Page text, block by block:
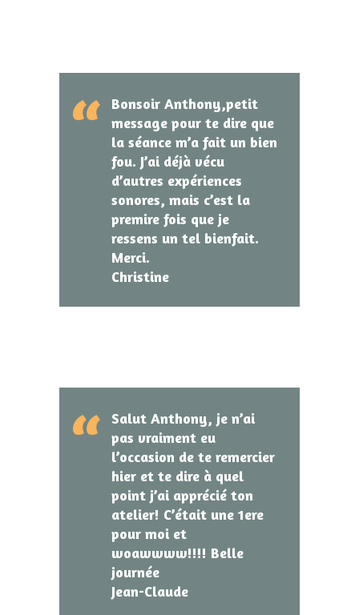
Bonsoir Anthony,petit
message pour te dire que
la séance m’a fait un bien
fou. J’ai déjà vécu
d’autres expériences
sonores, mais c’est la
premire fois que je
ressens un tel bienfait.
Merci.
Christine
Salut Anthony, je n’ai
pas vraiment eu
l’occasion de te remercier
hier et te dire à quel
point j’ai apprécié ton
atelier! C’était une 1ere
pour moi et
woawwww!!!! Belle
journée
Jean-Claude